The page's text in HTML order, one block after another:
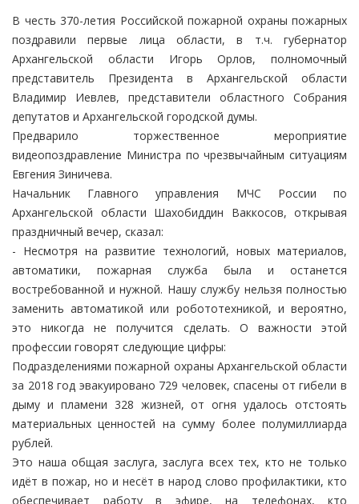
В честь 370-летия Российской пожарной охраны пожарных
поздравили первые лица области, в т.ч. губернатор
Архангельской области Игорь Орлов, полномочный
представитель Президента в Архангельской области
Владимир Иевлев, представители областного Собрания
депутатов и Архангельской городской думы.
Предварило торжественное мероприятие
видеопоздравление Министра по чрезвычайным ситуациям
Евгения Зиничева.
Начальник Главного управления МЧС России по
Архангельской области Шахобиддин Ваккосов, открывая
праздничный вечер, сказал:
- Несмотря на развитие технологий, новых материалов,
автоматики, пожарная служба была и останется
востребованной и нужной. Нашу службу нельзя полностью
заменить автоматикой или робототехникой, и вероятно,
это никогда не получится сделать. О важности этой
профессии говорят следующие цифры:
Подразделениями пожарной охраны Архангельской области
за 2018 год эвакуировано 729 человек, спасены от гибели в
дыму и пламени 328 жизней, от огня удалось отстоять
материальных ценностей на сумму более полумиллиарда
рублей.
Это наша общая заслуга, заслуга всех тех, кто не только
идёт в пожар, но и несёт в народ слово профилактики, кто
обеспечивает работу в эфире, на телефонах, кто